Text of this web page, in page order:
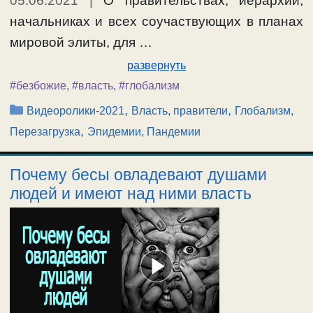
начальниках и всех соучаствующих в планах
мировой элиты, для …
развернуть
#безбожие, #власть, #глобализм
Рубрики
Видеоролики-2021, Власть, правители, Глобализм,
Перезагрузка, Эпидемии, Пандемии
Почему бесы овладевают душами
людей и имеют над ними власть